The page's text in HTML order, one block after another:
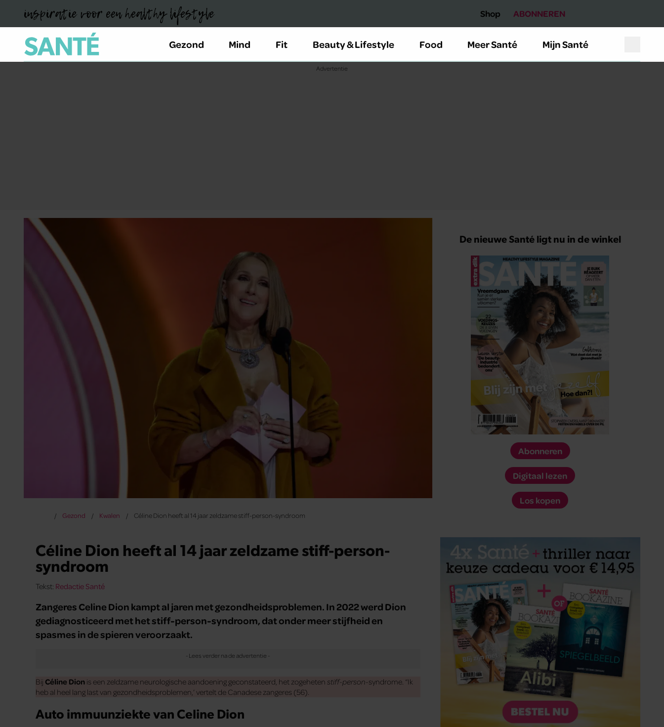
inspiratie voor een healthy lifestyle Shop ABONNEREN
Gezond Mind Fit Beauty & Lifestyle Food Meer Santé Mijn Santé
Gezond Kwalen Céline Dion heeft al 14 jaar zeldzame stiff-person-syndroom
Céline Dion heeft al 14 jaar zeldzame stiff-person-
syndroom
Tekst: Redactie Santé
Zangeres Celine Dion kampt al jaren met gezondheidsproblemen. In 2022 werd Dion
gediagnosticeerd met het stiff-person-syndroom, dat onder meer stijfheid en
spasmes in de spieren veroorzaakt.
Bij Céline Dion is een zeldzame neurologische aandoening geconstateerd, het zogeheten stiff-person-syndrome. “Ik
heb al heel lang last van gezondheidsproblemen,’ vertelt de Canadese zangeres (56).
Auto immuunziekte van Celine Dion
De nieuwe Santé ligt nu in de winkel
Abonneren
Digitaal lezen
Los kopen